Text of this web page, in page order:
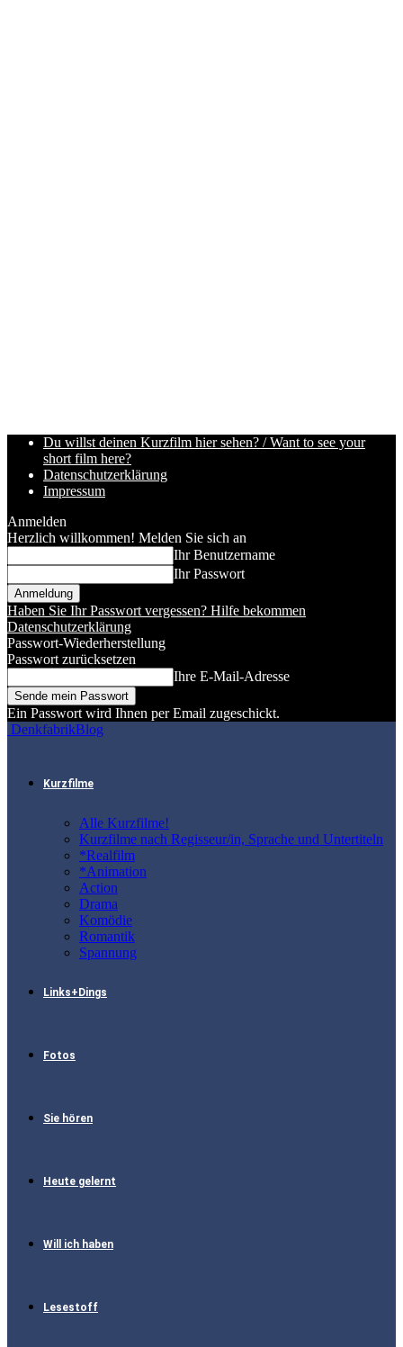
Du willst deinen Kurzfilm hier sehen? / Want to see your
short film here?
Datenschutzerklärung
Impressum
Anmelden
Herzlich willkommen! Melden Sie sich an
Ihr Benutzername
Ihr Passwort
Haben Sie Ihr Passwort vergessen? Hilfe bekommen
Datenschutzerklärung
Passwort-Wiederherstellung
Passwort zurücksetzen
Ihre E-Mail-Adresse
Ein Passwort wird Ihnen per Email zugeschickt.
DenkfabrikBlog
Kurzfilme
Alle Kurzfilme!
Kurzfilme nach Regisseur/in, Sprache und Untertiteln
*Realfilm
*Animation
Action
Drama
Komödie
Romantik
Spannung
Links+Dings
Fotos
Sie hören
Heute gelernt
Will ich haben
Lesestoff